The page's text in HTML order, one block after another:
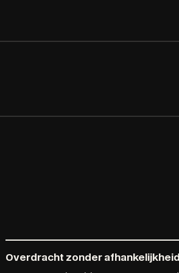
Overdracht zonder afhankelijkheid